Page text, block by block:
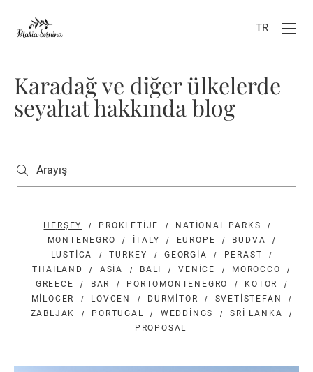
TR
Karadağ ve diğer ülkelerde
seyahat hakkında blog
HERŞEY PROKLETIJE
NATIONAL PARKS
MONTENEGRO
ITALY EUROPE
BUDVA
LUSTICA
TURKEY GEORGIA
PERAST
THAILAND
ASIA BALI VENICE
MOROCCO
GREECE
BAR PORTOMONTENEGRO
KOTOR
MILOCER
LOVCEN DURMITOR
SVETISTEFAN
ZABLJAK
PORTUGAL WEDDINGS
SRI LANKA
PROPOSAL